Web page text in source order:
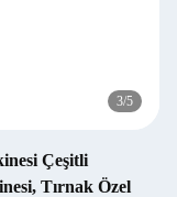
3/5
Çeşitli
Tırnak Özel